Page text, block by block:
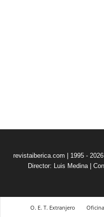
revistaiberica.com | 1995 -
Director: Luis Medina|
O. E. T. Extranjero